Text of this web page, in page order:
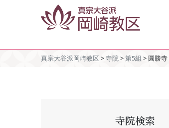
真宗大谷派岡崎教区 >寺院>第5組 > 圓勝寺
寺院検索